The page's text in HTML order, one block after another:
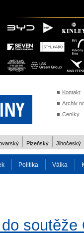
Kontakt
Archiv
Ceníky
Plzeňský Jihočeský
Politika Válka
soutěže